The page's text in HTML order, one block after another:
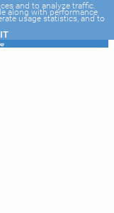
and to analyze traffic.
along with performance
usage statistics, and to